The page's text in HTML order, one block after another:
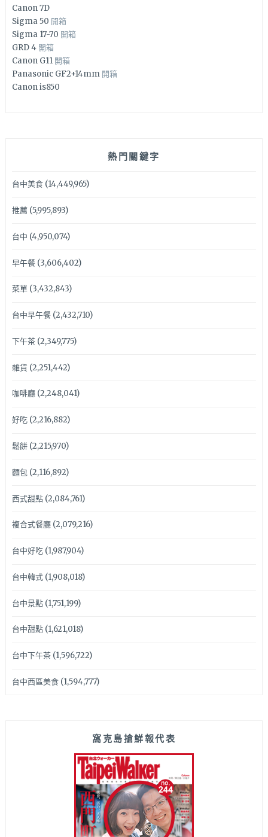
Canon 7D
Sigma 50 開箱
Sigma 17-70 開箱
GRD 4 開箱
Canon G11 開箱
Panasonic GF2+14mm 開箱
Canon is850
熱門關鍵字
台中美食(14,449,965)
推薦(5,995,893)
台中 (4,950,074)
早午餐(3,606,402)
菜單(3,432,843)
台中早午餐(2,432,710)
下午茶(2,349,775)
雜貨 (2,251,442)
咖啡廳(2,248,041)
好吃(2,216,882)
鬆餅(2,215,970)
麵包(2,116,892)
西式甜點(2,084,761)
複合式餐廳(2,079,216)
台中好吃(1,987,904)
台中韓式(1,908,018)
台中景點(1,751,199)
台中甜點(1,621,018)
台中下午茶(1,596,722)
台中西區美食(1,594,777)
窩克島搶鮮報代表